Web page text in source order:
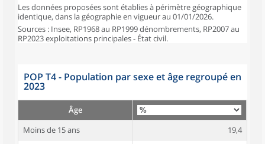
Les données proposées sont établies à périmètre géographique
identique, dans la géographie en vigueur au 01/01/2026.
Sources : Insee, RP1968 au RP1999 dénombrements, RP2007 au
RP2023 exploitations principales - État civil.
POP T4 - Population par sexe et âge regroupé en
2023
Âge
Moins de 15 ans
19,4